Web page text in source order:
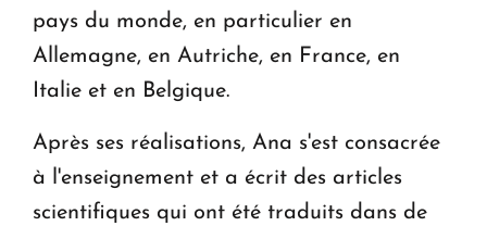
pays du monde, en particulier en
Allemagne, en Autriche, en France, en
Italie et en Belgique.
Après ses réalisations, Ana s'est consacrée
à l'enseignement et a écrit des articles
scientifiques qui ont été traduits dans de